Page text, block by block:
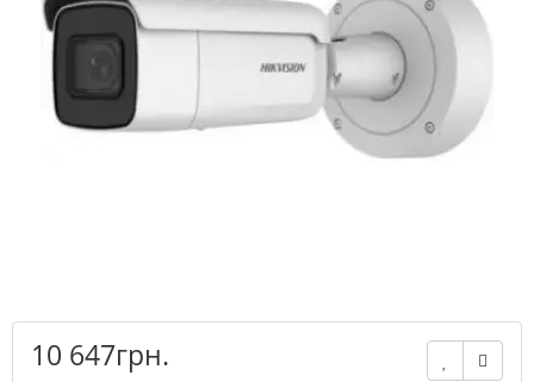
10 647грн.